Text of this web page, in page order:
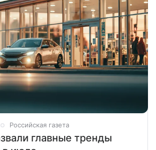
Российская газета
главные тренды